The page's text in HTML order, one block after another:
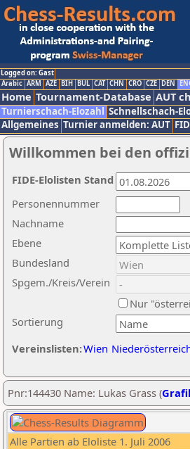
Logged on: Gast
Arabic ARM AZE BIH BUL CAT CHN CRO CZE DEN
Home Tournament-Database AUT
Turnierschach-Elozahl Schnellschach-
Allgemeines Turnier anmelden: AUT
Willkommen bei den
Nachname
Ebene
Sortierung
Personennummer
Bundesland
Spgem./Kreis/Verein
Nur
Vereinslisten:Wien
FIDE-Elolisten Stand
Pnr:144430 Name: Lukas Grass (
Alle Partien ab Eloliste 1. Juli 2006